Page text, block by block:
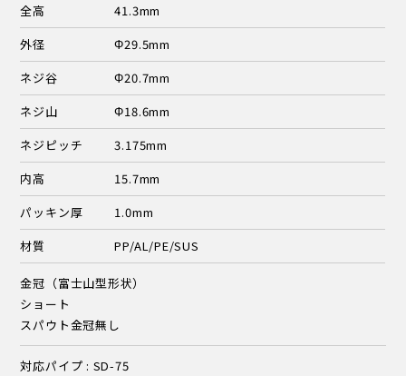
全高
41.3mm
外径
Φ29.5mm
ネジ谷
Φ20.7mm
ネジ山
Φ18.6mm
ネジピッチ
3.175mm
内高
15.7mm
パッキン厚
1.0mm
材質
PP/AL/PE/SUS
金冠（富士山型形状）
ショート
スパウト金冠無し
対応パイプ : SD-75